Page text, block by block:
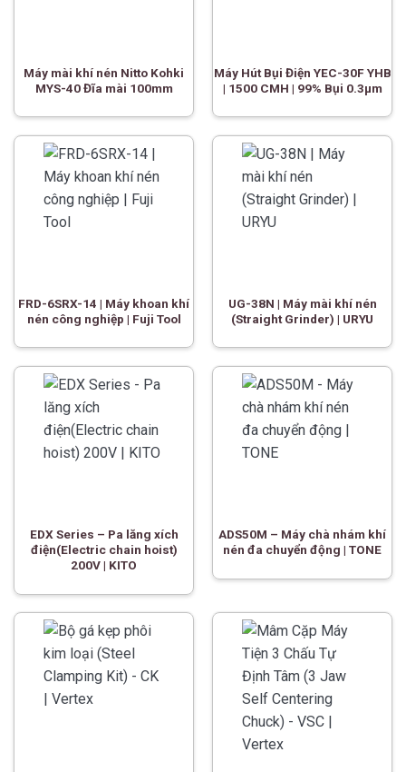
Máy mài khí nén Nitto Kohki
MYS-40 Đĩa mài 100mm
Máy Hút Bụi Điện YEC-30F YHB
| 1500 CMH | 99% Bụi 0.3µm
FRD-6SRX-14 | Máy khoan khí
nén công nghiệp | Fuji Tool
UG-38N | Máy mài khí nén
(Straight Grinder) | URYU
EDX Series – Pa lăng xích
điện(Electric chain hoist)
200V | KITO
ADS50M – Máy chà nhám khí
nén đa chuyển động | TONE